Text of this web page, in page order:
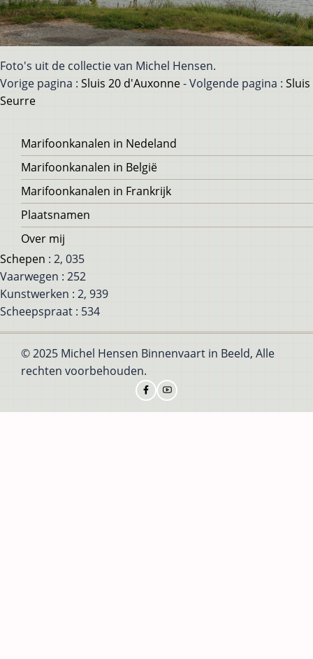
Foto's uit de collectie van Michel Hensen.
Vorige pagina : Sluis 20 d'Auxonne- Volgende pagina : Sluis
Seurre
Voet
Marifoonkanalen in Nedeland
Marifoonkanalen in België
Marifoonkanalen in Frankrijk
Plaatsnamen
Over mij
Schepen : 2, 035
Vaarwegen : 252
Kunstwerken : 2, 939
Scheepspraat : 534
© 2025 Michel Hensen Binnenvaart in Beeld, Alle
rechten voorbehouden.